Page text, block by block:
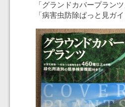
「グランドカバープラン
「病害虫防除ぱっと見ガ